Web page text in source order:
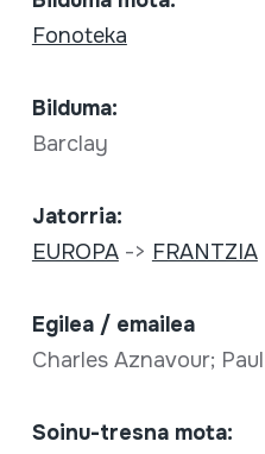
Fonoteka
Bilduma:
Barclay
Jatorria:
EUROPA-> FRANTZIA
Egilea / emailea
Charles Aznavour;
Soinu-tresna mota: